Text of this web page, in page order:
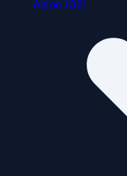
Aisne (02)